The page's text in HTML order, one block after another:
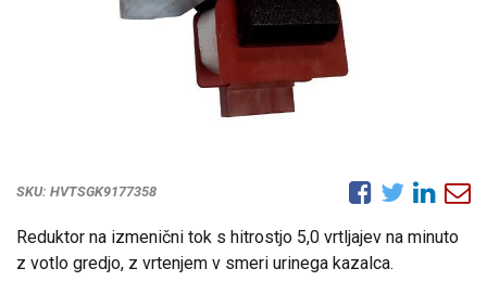
SKU: HVTSGK9177358
Reduktor na izmenični tok s hitrostjo 5,0 vrtljajev na minuto
z votlo gredjo, z vrtenjem v smeri urinega kazalca.